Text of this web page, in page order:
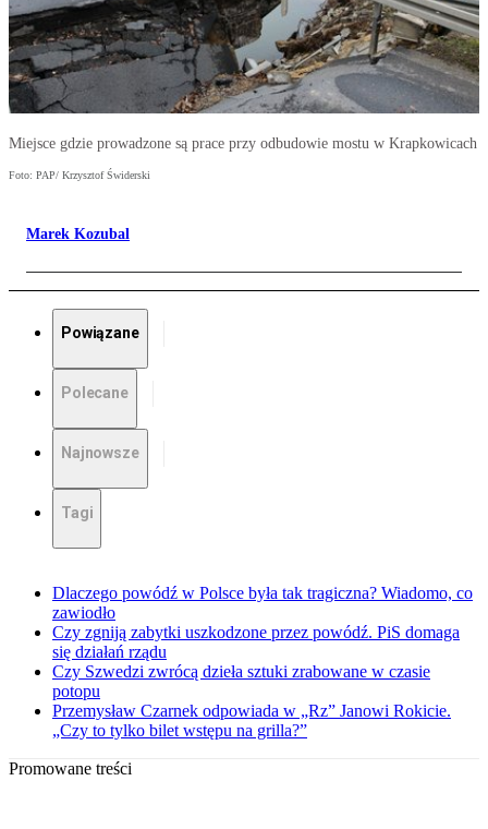
Miejsce gdzie prowadzone są prace przy odbudowie mostu w Krapkowicach
Foto: PAP/ Krzysztof Świderski
Marek Kozubal
Powiązane
Polecane
Najnowsze
Tagi
Dlaczego powódź w Polsce była tak tragiczna? Wiadomo, co
zawiodło
Czy zgniją zabytki uszkodzone przez powódź. PiS domaga
się działań rządu
Czy Szwedzi zwrócą dzieła sztuki zrabowane w czasie
potopu
Przemysław Czarnek odpowiada w „Rz” Janowi Rokicie.
„Czy to tylko bilet wstępu na grilla?”
Promowane treści